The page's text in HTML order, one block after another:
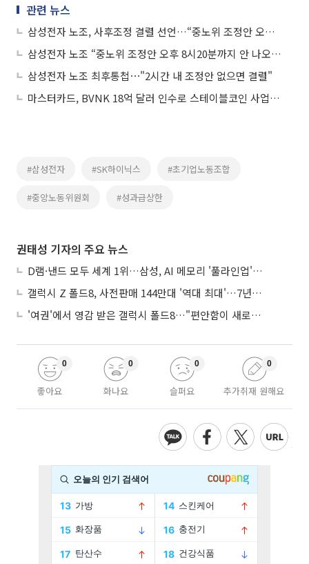
관련 뉴스
삼성전자 노조, 사후조정 결렬 선언…“중노위 조정안 오히려 퇴보”
삼성전자 노조 “중노위 조정안 오후 8시20분까지 안 나오면 협의 종료”
삼성전자 노조 최후통첩⋯"2시간 내 조정안 없으면 결렬"
마스터카드, BVNK 18억 달러 인수로 스테이블코인 사업 본격 확장
#삼성전자 #SK하이닉스 #초기업노동조합
#중앙노동위원회 #성과급상한
권태성 기자의 주요 뉴스
D램·낸드 모두 세계 1위…삼성, AI 메모리 '풀라인업'으로 승부
갤럭시 Z 폴드8, 사전판매 144만대 '역대 최대'…7년만에 갤노트10 기록 넘어
'여권'에서 영감 받은 갤럭시 폴드8…"편안함이 새로운 디자인 경쟁력"
좋아요
0
화나요
0
슬퍼요
0
추가취재 원해요
0